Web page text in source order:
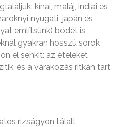
kínai, maláj, indiai és
nyugati, japán és
említsünk) bódét is
gyakran hosszú sorok
el senkit: az ételeket
és a várakozás ritkán tart
rizságyon tálalt